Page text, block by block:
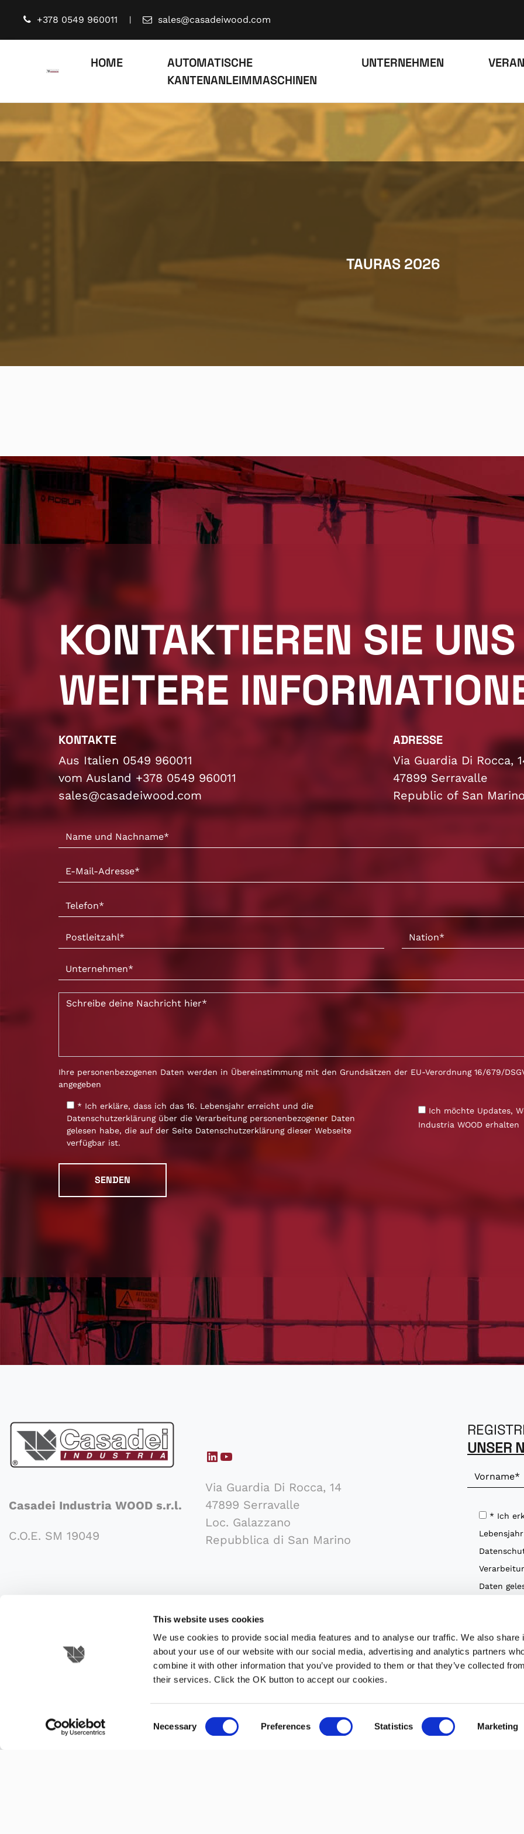
This website uses cookies
We use cookies to provide social media features and to analyse our traffic. We also share
about your use of our website with our social media, advertising and analytics partners
combine it with other information that you’ve provided to them or that they’ve collected
their services. Click the OK button to accept our cookies.
Selection
Necessary Preferences Statistics Marketing
content
+378 0549 960011 | sales@casadeiwood.com
HOME
AUTOMATISCHE
KANTENANLEIMMASCHINEN
UNTERNEHMEN
TAURAS 2026
KONTAKTIEREN SIE
WEITERE
KONTAKTE
Aus Italien 0549 960011
vom Ausland +378 0549 960011
sales@casadeiwood.com
ADRESSE
Via Guardia Di Rocca,
47899 Serravalle
Republic of San
Ihre personenbezogenen Daten werden in Übereinstimmung mit den Grundsätzen der EU-Verordnung 16/679/
angegeben
* Ich erkläre, dass ich das 16. Lebensjahr erreicht und die
Datenschutzerklärung über die Verarbeitung personenbezogener Daten
gelesen habe, die auf der Seite Datenschutzerklärungdieser Webseite
verfügbar ist.
Ich möchte Updates,
Industria WOOD erhalten
Casadei Industria WOOD s.r.l.
C.O.E. SM 19049
LinkedIn
YouTube
Via Guardia Di Rocca, 14
47899 Serravalle
Loc. Galazzano
Repubblica di San Marino
UNSER
* Ich
Daten
dass ich